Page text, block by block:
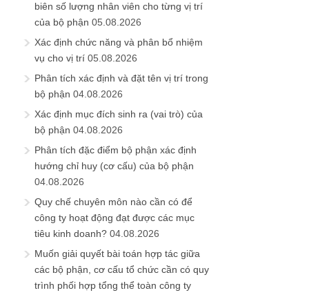
biên số lượng nhân viên cho từng vị trí
của bộ phận 05.08.2026
Xác định chức năng và phân bổ nhiệm
vụ cho vị trí 05.08.2026
Phân tích xác định và đặt tên vị trí trong
bộ phận 04.08.2026
Xác định mục đích sinh ra (vai trò) của
bộ phận 04.08.2026
Phân tích đặc điểm bộ phận xác định
hướng chỉ huy (cơ cấu) của bộ phận
04.08.2026
Quy chế chuyên môn nào cần có để
công ty hoạt động đạt được các mục
tiêu kinh doanh? 04.08.2026
Muốn giải quyết bài toán hợp tác giữa
các bộ phận, cơ cấu tổ chức cần có quy
trình phối hợp tổng thể toàn công ty